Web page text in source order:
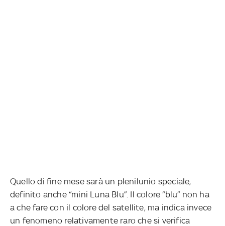
Quello di fine mese sarà un plenilunio speciale,
definito anche “mini Luna Blu”. Il colore “blu” non ha
a che fare con il colore del satellite, ma indica invece
un fenomeno relativamente raro che si verifica